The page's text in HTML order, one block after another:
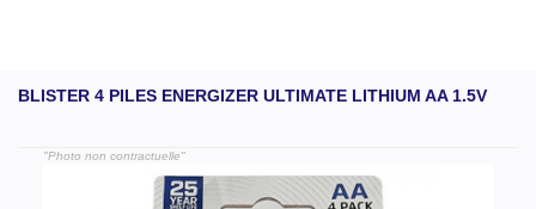
BLISTER 4 PILES ENERGIZER ULTIMATE LITHIUM AA 1.5V
"Photo non contractuelle"